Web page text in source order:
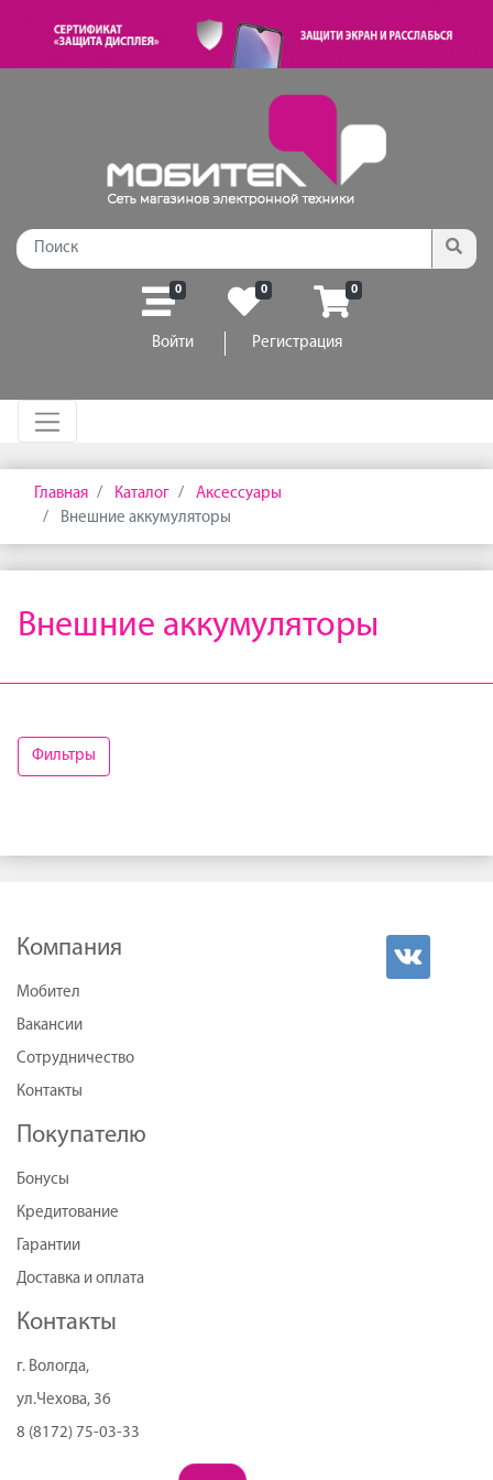
0 0 0
Войти Регистрация
Главная Каталог
Аксессуары
Внешние аккумуляторы
Внешние аккумуляторы
Фильтры
Компания
Мобител
Вакансии
Сотрудничество
Контакты
Покупателю
Бонусы
Кредитование
Гарантии
Доставка и оплата
Контакты
г. Вологда,
ул.Чехова, 36
8 (8172) 75-03-33